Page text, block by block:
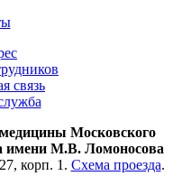
связь
Московского
имени М.В. Ломоносова
корп. 1. Схема проезда.